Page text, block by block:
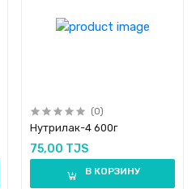
(0)
Нутрилак-4 600г
75,00 TJS
В КОРЗИНУ